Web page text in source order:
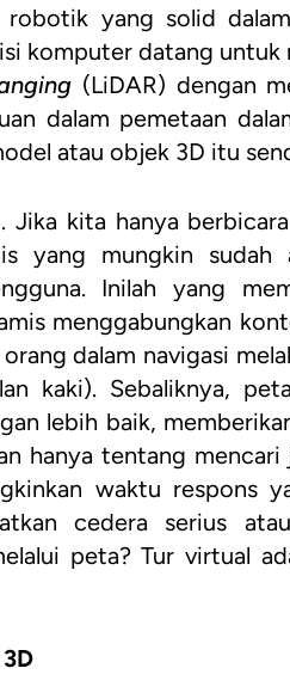
robotik yang solid
komputer datang
(LiDAR) dengan
dalam pemetaan
atau objek 3D itu
Jika kita hanya
yang mungkin sudah
Inilah yang
menggabungkan
dalam navigasi
kaki). Sebaliknya,
lebih baik,
hanya tentang mencari
waktu respons
cedera serius
peta? Tur virtual